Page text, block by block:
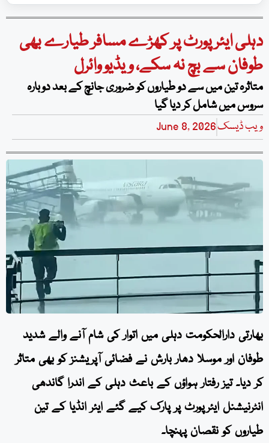
دہلی ایئرپورٹ پر کھڑے مسافر طیارے بھی
طوفان سے بچ نہ سکے، ویڈیو وائرل
متاثرہ تین میں سے دو طیاروں کو ضروری جانچ کے بعد دوبارہ
سروس میں شامل کر دیا گیا
ویب ڈیسکJune 8, 2026
بھارتی دارالحکومت دہلی میں اتوار کی شام آنے والے شدید
طوفان اور موسلا دھار بارش نے فضائی آپریشنز کو بھی متاثر
کر دیا۔ تیز رفتار ہواؤں کے باعث دہلی کے اندرا گاندھی
انٹرنیشنل ایئرپورٹ پر پارک کیے گئے ایئر انڈیا کے تین
طیاروں کو نقصان پہنچا۔